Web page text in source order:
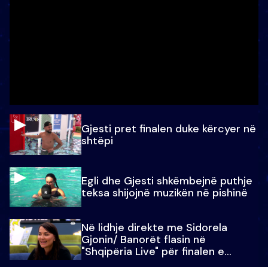
Gjesti pret finalen duke kërcyer në
shtëpi
Egli dhe Gjesti shkëmbejnë puthje
teksa shijojnë muzikën në pishinë
Në lidhje direkte me Sidorela
Gjonin/ Banorët flasin në
"Shqipëria Live" për finalen e